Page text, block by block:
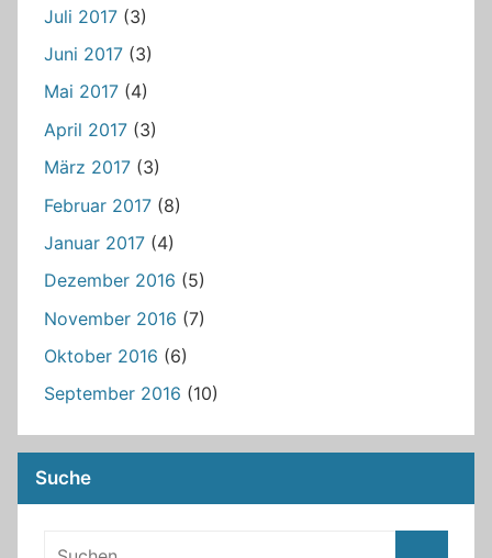
Juli 2017 (3)
Juni 2017 (3)
Mai 2017 (4)
April 2017 (3)
März 2017 (3)
Februar 2017 (8)
Januar 2017 (4)
Dezember 2016 (5)
November 2016 (7)
Oktober 2016 (6)
September 2016 (10)
Suche